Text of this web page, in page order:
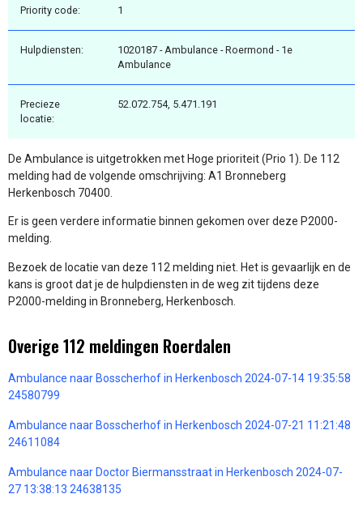
Priority code: 1
Hulpdiensten:
1020187 - Ambulance - Roermond - 1e
Ambulance
Precieze
locatie:
52.072.754, 5.471.191
De Ambulance is uitgetrokken met Hoge prioriteit (Prio 1). De 112
melding had de volgende omschrijving: A1 Bronneberg
Herkenbosch 70400.
Er is geen verdere informatie binnen gekomen over deze P2000-
melding.
Bezoek de locatie van deze 112 melding niet. Het is gevaarlijk en de
kans is groot dat je de hulpdiensten in de weg zit tijdens deze
P2000-melding in Bronneberg, Herkenbosch.
Overige 112 meldingen Roerdalen
Ambulance naar Bosscherhof in Herkenbosch 2024-07-14 19:35:58
24580799
Ambulance naar Bosscherhof in Herkenbosch 2024-07-21 11:21:48
24611084
Ambulance naar Doctor Biermansstraat in Herkenbosch 2024-07-
27 13:38:13 24638135